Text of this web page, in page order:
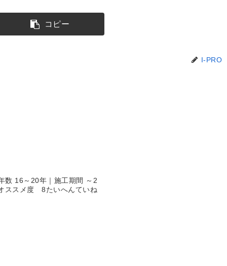
コピー
I-PRO
数 16～20年｜施工期間 ～2
ススメ度 8たいへんていね